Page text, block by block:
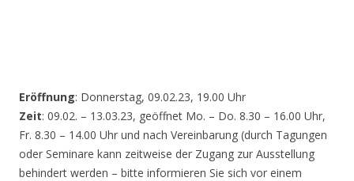
Eröffnung: Donnerstag, 09.02.23, 19.00 Uhr
Zeit: 09.02. – 13.03.23, geöffnet Mo. – Do. 8.30 – 16.00 Uhr,
Fr. 8.30 – 14.00 Uhr und nach Vereinbarung (durch Tagungen
oder Seminare kann zeitweise der Zugang zur Ausstellung
behindert werden – bitte informieren Sie sich vor einem